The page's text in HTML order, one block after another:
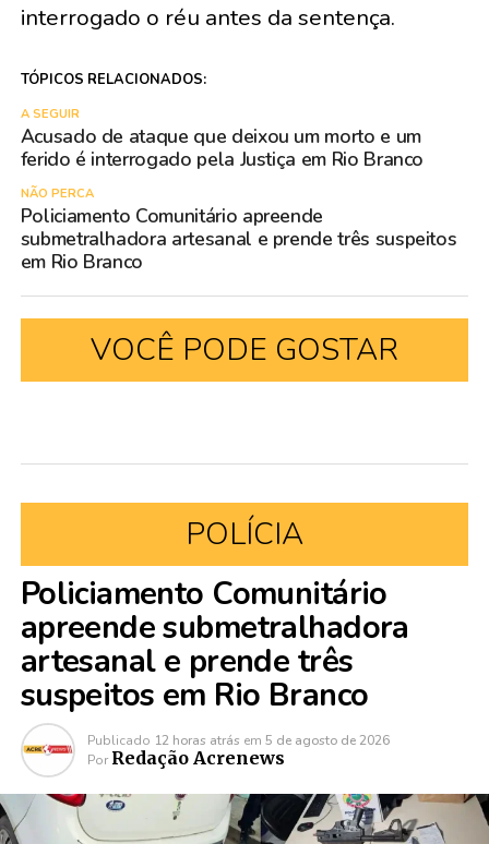
interrogado o réu antes da sentença.
TÓPICOS RELACIONADOS:
A SEGUIR
Acusado de ataque que deixou um morto e um
ferido é interrogado pela Justiça em Rio Branco
NÃO PERCA
Policiamento Comunitário apreende
submetralhadora artesanal e prende três suspeitos
em Rio Branco
VOCÊ PODE GOSTAR
POLÍCIA
Policiamento Comunitário
apreende submetralhadora
artesanal e prende três
suspeitos em Rio Branco
Publicado 12 horas atrás em 5 de agosto de 2026
Por Redação Acrenews